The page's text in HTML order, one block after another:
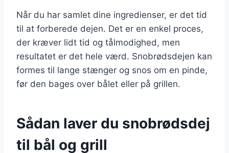
Når du har samlet dine ingredienser, er det tid
til at forberede dejen. Det er en enkel proces,
der kræver lidt tid og tålmodighed, men
resultatet er det hele værd. Snobrødsdejen kan
formes til lange stænger og snos om en pinde,
før den bages over bålet eller på grillen.
Sådan laver du snobrødsdej
til bål og grill